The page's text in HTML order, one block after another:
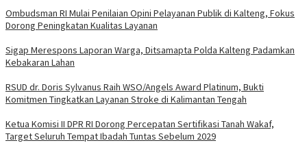
Ombudsman RI Mulai Penilaian Opini Pelayanan Publik di Kalteng, Fokus
Dorong Peningkatan Kualitas Layanan
Sigap Merespons Laporan Warga, Ditsamapta Polda Kalteng Padamkan
Kebakaran Lahan
RSUD dr. Doris Sylvanus Raih WSO/Angels Award Platinum, Bukti
Komitmen Tingkatkan Layanan Stroke di Kalimantan Tengah
Ketua Komisi II DPR RI Dorong Percepatan Sertifikasi Tanah Wakaf,
Target Seluruh Tempat Ibadah Tuntas Sebelum 2029